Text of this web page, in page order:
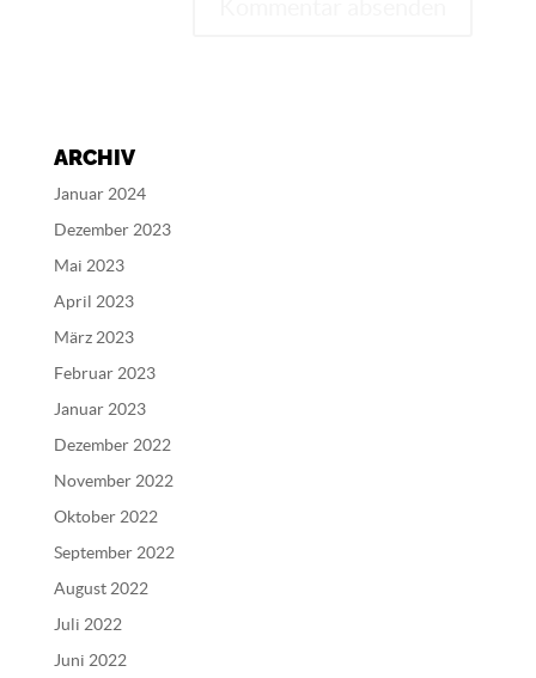
r
n
i
v
ARCHIV
Januar 2024
Dezember 2023
Mai 2023
April 2023
März 2023
Februar 2023
Januar 2023
Dezember 2022
November 2022
Oktober 2022
September 2022
August 2022
Juli 2022
Juni 2022